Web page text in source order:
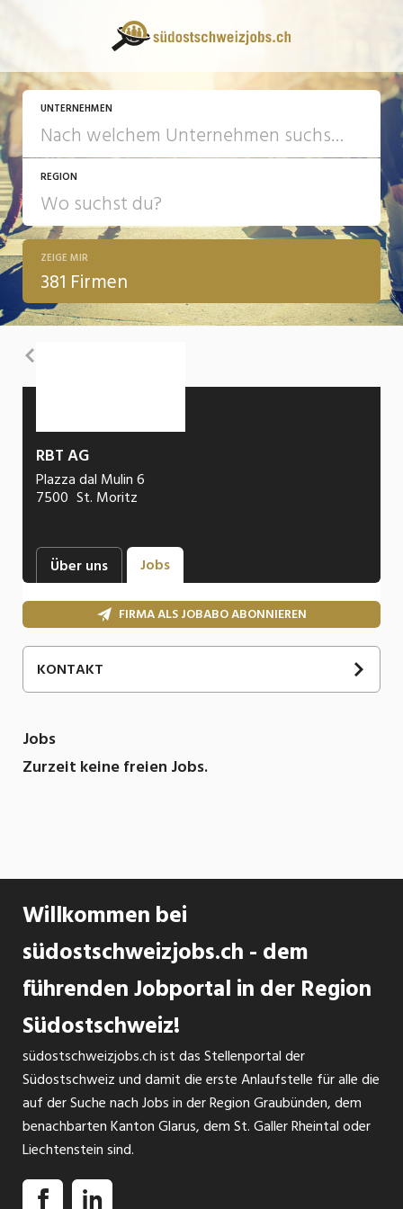
UNTERNEHMEN
REGION
ZEIGE MIR
381 Firmen
RBT AG
Plazza dal Mulin 6
7500 St. Moritz
Über uns Jobs
FIRMA ALS JOBABO ABONNIEREN
KONTAKT
Jobs
Zurzeit keine freien Jobs.
Willkommen bei
südostschweizjobs.ch - dem
führenden Jobportal in der Region
Südostschweiz!
südostschweizjobs.ch ist das Stellenportal der
Südostschweiz und damit die erste Anlaufstelle für alle die
auf der Suche nach Jobs in der Region Graubünden, dem
benachbarten Kanton Glarus, dem St. Galler Rheintal oder
Liechtenstein sind.